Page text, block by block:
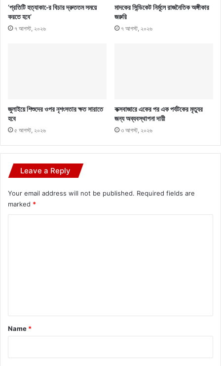
‘প্রতিটি হত্যাকা-ের বিচার দ্রুততম সময়ে
করতে হবে’
৭ আগস্ট, ২০২৬
মাদকের সিন্ডিকেট নির্মূলে রাজনৈতিক অঙ্গীকার
জরুরি
৭ আগস্ট, ২০২৬
জুলাইয়ে শিশুদের ওপর নৃশংসতার ক্ষত সারাতে
হবে
৫ আগস্ট, ২০২৬
কক্সবাজারে একের পর এক পর্যটকের মৃত্যুর
জন্য অব্যবস্থাপনা দায়ী
৩ আগস্ট, ২০২৬
Leave a Reply
Your email address will not be published. Required fields are
marked *
*
Name *